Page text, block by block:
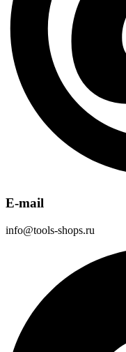
E-mail
info@tools-shops.ru